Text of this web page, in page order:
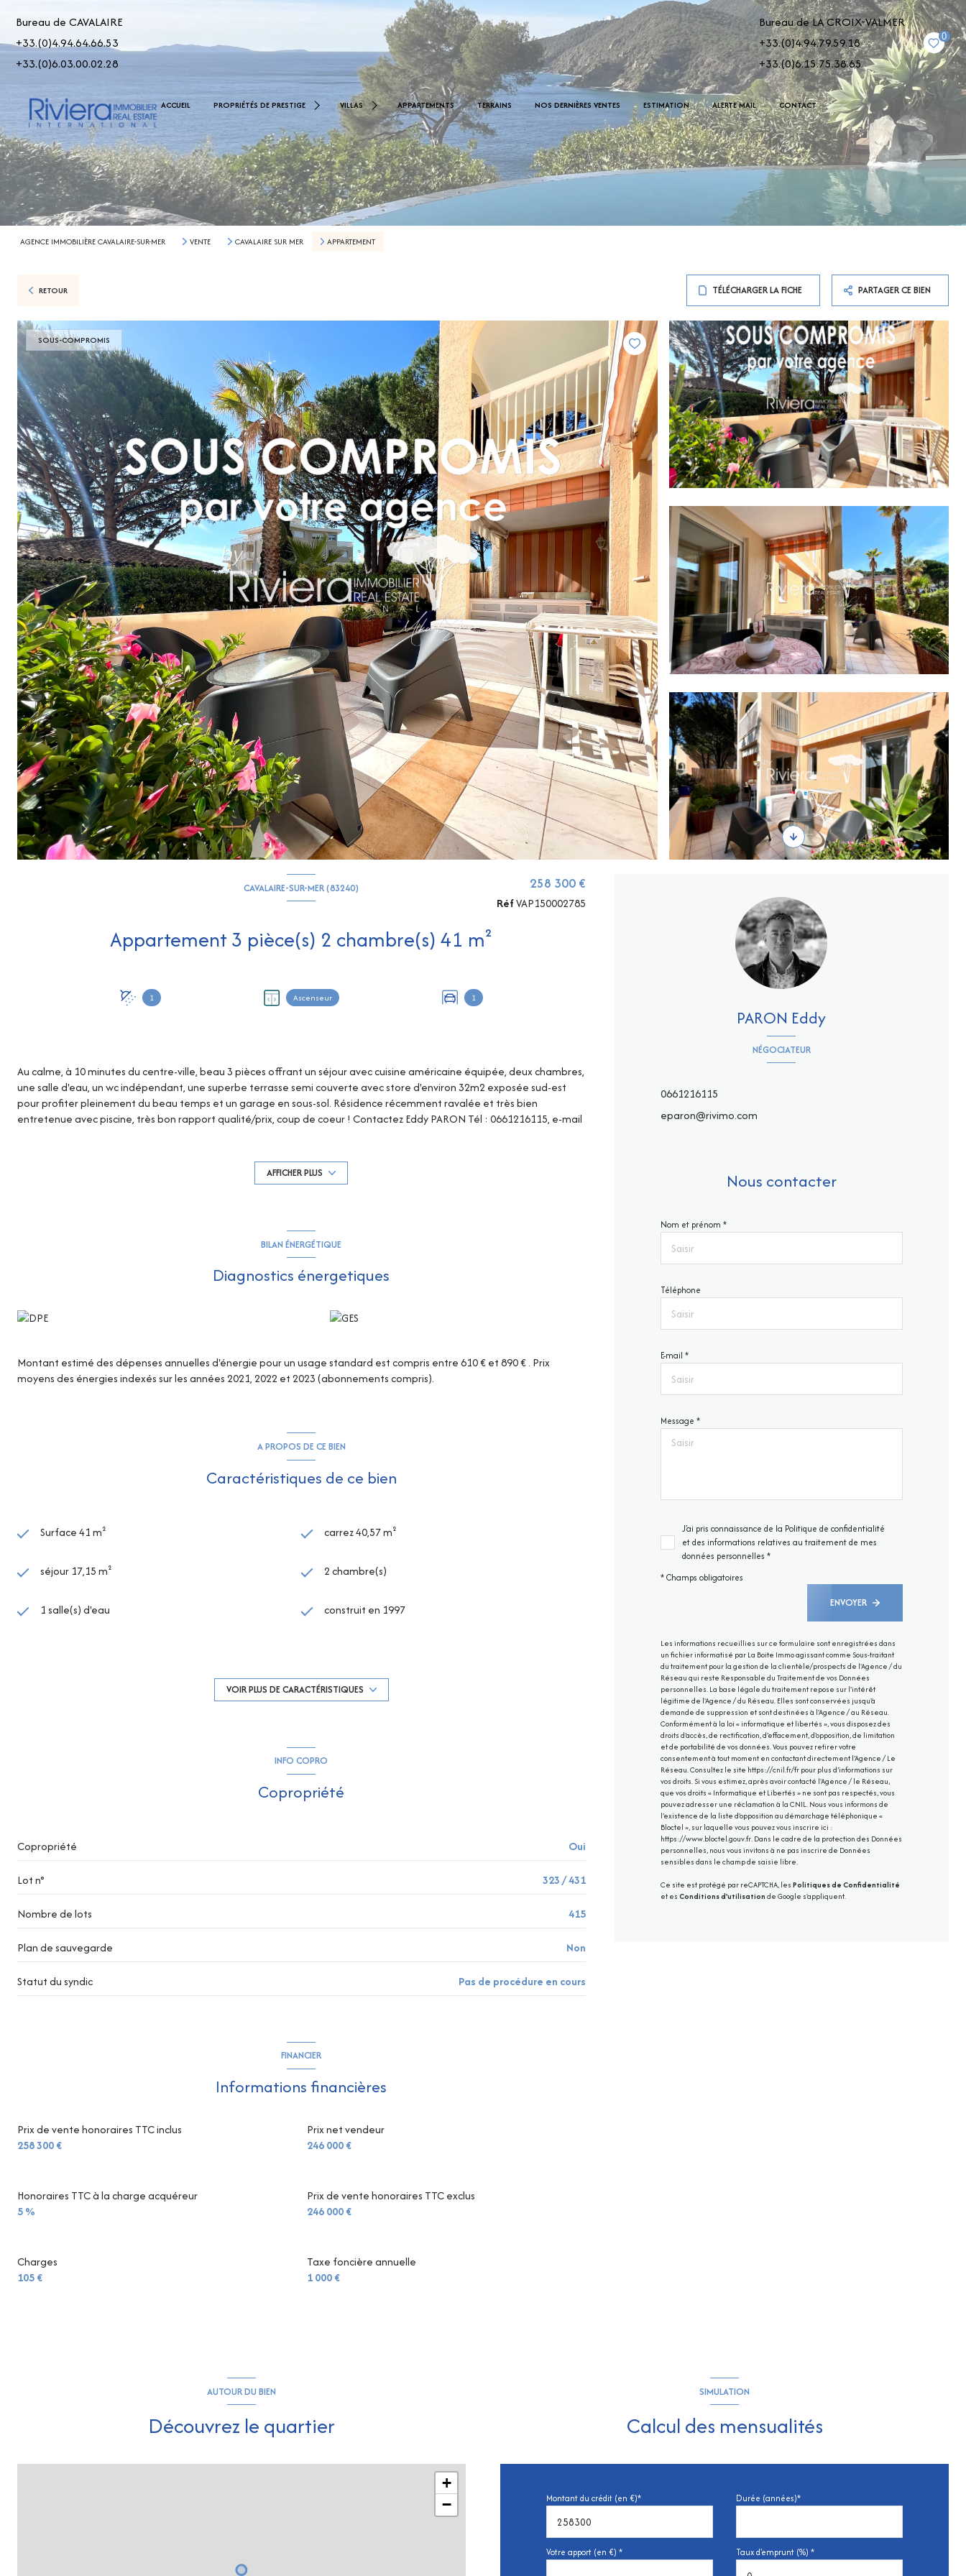
Bureau de CAVALAIRE
+33.(0)4.94.64.66.53
+33.(0)6.03.00.02.28
Bureau de LA CROIX-VALMER
+33.(0)4.94.79.59.18
+33.(0)6.15.75.38.65
0
ACCUEIL PROPRIÉTÉS DE PRESTIGE
De 2.500.000 € À 5.000.000 €
> 5.000.000 €
VILLAS
< 1.000.000 €
De 1.000.000 € À 2.000.000 €
De 2.000.000 € À 2.500.000 €
APPARTEMENTS TERRAINS NOS DERNIÈRES VENTES ESTIMATION ALERTE MAIL CONTACT
AGENCE IMMOBILIÈRE CAVALAIRE-SUR-MER VENTE CAVALAIRE SUR MER APPARTEMENT
RETOUR TÉLÉCHARGER LA FICHE PARTAGER CE BIEN
SOUS-COMPROMIS
CAVALAIRE-SUR-MER (83240)
Appartement 3 pièce(s) 2 chambre(s) 41 m²
1 Ascenseur 1
258 300 €
RéfVAP150002785
Au calme, à 10 minutes du centre-ville, beau 3 pièces offrant un séjour avec cuisine américaine équipée, deux chambres,
une salle d'eau, un wc indépendant, une superbe terrasse semi couverte avec store d'environ 32m2 exposée sud-est
pour profiter pleinement du beau temps et un garage en sous-sol. Résidence récemment ravalée et très bien
entretenue avec piscine, très bon rapport qualité/prix, coup de coeur ! Contactez Eddy PARON Tél : 0661216115, e-mail
AFFICHER PLUS
BILAN ÉNERGÉTIQUE
Diagnostics énergetiques
Montant estimé des dépenses annuelles d'énergie pour un usage standard est compris entre 610 € et 890 € . Prix
moyens des énergies indexés sur les années 2021, 2022 et 2023 (abonnements compris).
A PROPOS DE CE BIEN
Caractéristiques de ce bien
Surface 41 m² carrez 40,57 m²
séjour 17,15 m² 2 chambre(s)
1 salle(s) d'eau construit en 1997
4 étage(s)
accès handicapé
VOIR PLUS DE CARACTÉRISTIQUES
INFO COPRO
Copropriété
Copropriété Oui
Lot n° 323 / 431
Nombre de lots 415
Plan de sauvegarde Non
Statut du syndic Pas de procédure en cours
FINANCIER
Informations financières
Prix de vente honoraires TTC inclus
258 300 €
Prix net vendeur
246 000 €
Prix de vente honoraires TTC exclus
246 000 €
Honoraires TTC à la charge acquéreur
5 %
Charges
105 €
Taxe foncière annuelle
1 000 €
NÉGOCIATEUR
PARON Eddy
0661216115
eparon@rivimo.com
Nous contacter
Nom et prénom *
Téléphone
E-mail *
Message *
J'ai pris connaissance de la Politique de confidentialité
et des informations relatives au traitement de mes
données personnelles *
* Champs obligatoires
ENVOYER
Les informations recueillies sur ce formulaire sont enregistrées dans
un fichier informatisé par La Boite Immo agissant comme Sous-traitant
du traitement pour la gestion de la clientèle/prospects de l'Agence / du
Réseau qui reste Responsable du Traitement de vos Données
personnelles. La base légale du traitement repose sur l'intérêt
légitime de l'Agence / du Réseau. Elles sont conservées jusqu'à
demande de suppression et sont destinées à l'Agence / au Réseau.
Conformément à la loi « informatique et libertés », vous disposez des
droits d’accès, de rectification, d’effacement, d’opposition, de limitation
et de portabilité de vos données. Vous pouvez retirer votre
consentement à tout moment en contactant directement l’Agence / Le
Réseau. Consultez le site https://cnil.fr/frpour plus d’informations sur
vos droits. Si vous estimez, après avoir contacté l'Agence / le Réseau,
que vos droits « Informatique et Libertés » ne sont pas respectés, vous
pouvez adresser une réclamation à la CNIL. Nous vous informons de
l’existence de la liste d'opposition au démarchage téléphonique «
Bloctel », sur laquelle vous pouvez vous inscrire ici :
https://www.bloctel.gouv.fr. Dans le cadre de la protection des Données
personnelles, nous vous invitons à ne pas inscrire de Données
sensibles dans le champ de saisie libre.
Ce site est protégé par reCAPTCHA, les Politiques de Confidentialité
et es Conditions d'utilisation de Google s'appliquent.
AUTOUR DU BIEN
Découvrez le quartier
+
−
SIMULATION
Calcul des mensualités
Montant du crédit (en €)* Durée (années)*
Votre apport (en €) * Taux d'emprunt (%) *